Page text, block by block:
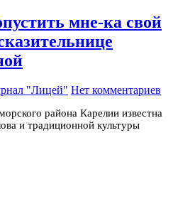
мне-ка свой
"Лицей" Нет комментариев
района Карелии известна
и традиционной культуры